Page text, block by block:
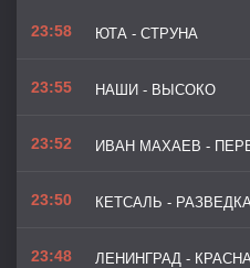
23:58 ЮТА - СТРУНА
23:55 НАШИ - ВЫСОКО
23:52 ИВАН МАХАЕВ -
23:50 КЕТСАЛЬ -
23:48